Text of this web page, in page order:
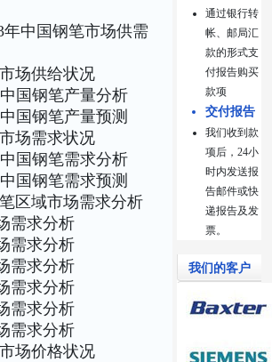
年中国钢笔市场供需
场供给状况
国钢笔产量分析
国钢笔产量预测
场需求状况
国钢笔需求分析
国钢笔需求预测
区域市场需求分析
需求分析
需求分析
需求分析
需求分析
需求分析
需求分析
场价格状况
通过银行转
帐、邮局汇
款的形式支
付报告购买
款项
交付报告
我们收到款
项后，24小
时内发送报
告邮件或快
递报告及发
票。
我们的客户